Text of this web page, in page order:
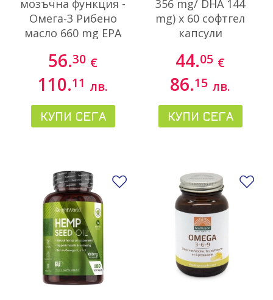
мозъчна функция -
Омега-3 Рибено
масло 660 mg EPA
софтгел капсули
56.30 €
110.11 лв.
КУПИ СЕГА
356 mg/ DHA 144
mg) х 60 софтгел
капсули
44.05 €
86.15 лв.
КУПИ СЕГА
Добави в любими